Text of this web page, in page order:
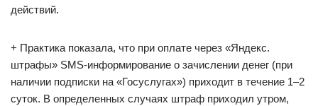
действий.
+ Практика показала, что при оплате через «Яндекс.
штрафы» SMS-информирование о зачислении денег (при
наличии подписки на «Госуслугах») приходит в течение 1–2
суток. В определенных случаях штраф приходил утром,